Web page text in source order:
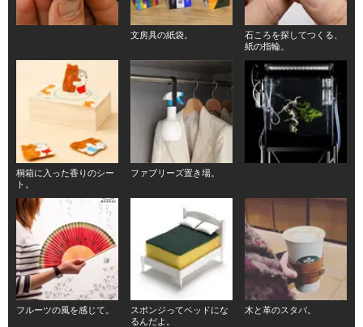
文房具の紙袋。
石ころを探してつくる、
紙の指輪。
桐箱に入った香りのシー
ト。
ファブリーズ置き場。
フルーツの風を感じて。
スポンジってベッドにな
るんだよ。
木と革のスタバ。